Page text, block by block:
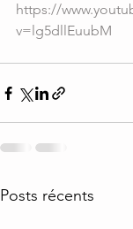
https://
v=lg5dllEuubM
Posts récents